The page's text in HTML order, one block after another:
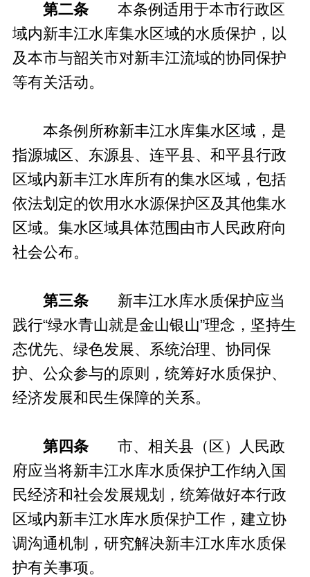
第二条 本条例适用于本市行政区
域内新丰江水库集水区域的水质保护，以
及本市与韶关市对新丰江流域的协同保护
等有关活动。
本条例所称新丰江水库集水区域，是
指源城区、东源县、连平县、和平县行政
区域内新丰江水库所有的集水区域，包括
依法划定的饮用水水源保护区及其他集水
区域。集水区域具体范围由市人民政府向
社会公布。
第三条新丰江水库水质保护应当
践行“绿水青山就是金山银山”理念，坚持生
态优先、绿色发展、系统治理、协同保
护、公众参与的原则，统筹好水质保护、
经济发展和民生保障的关系。
第四条 市、相关县（区）人民政
府应当将新丰江水库水质保护工作纳入国
民经济和社会发展规划，统筹做好本行政
区域内新丰江水库水质保护工作，建立协
调沟通机制，研究解决新丰江水库水质保
护有关事项。